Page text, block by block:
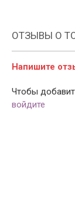
ОТЗЫВЫ О
Напишите
Чтобы
войдите